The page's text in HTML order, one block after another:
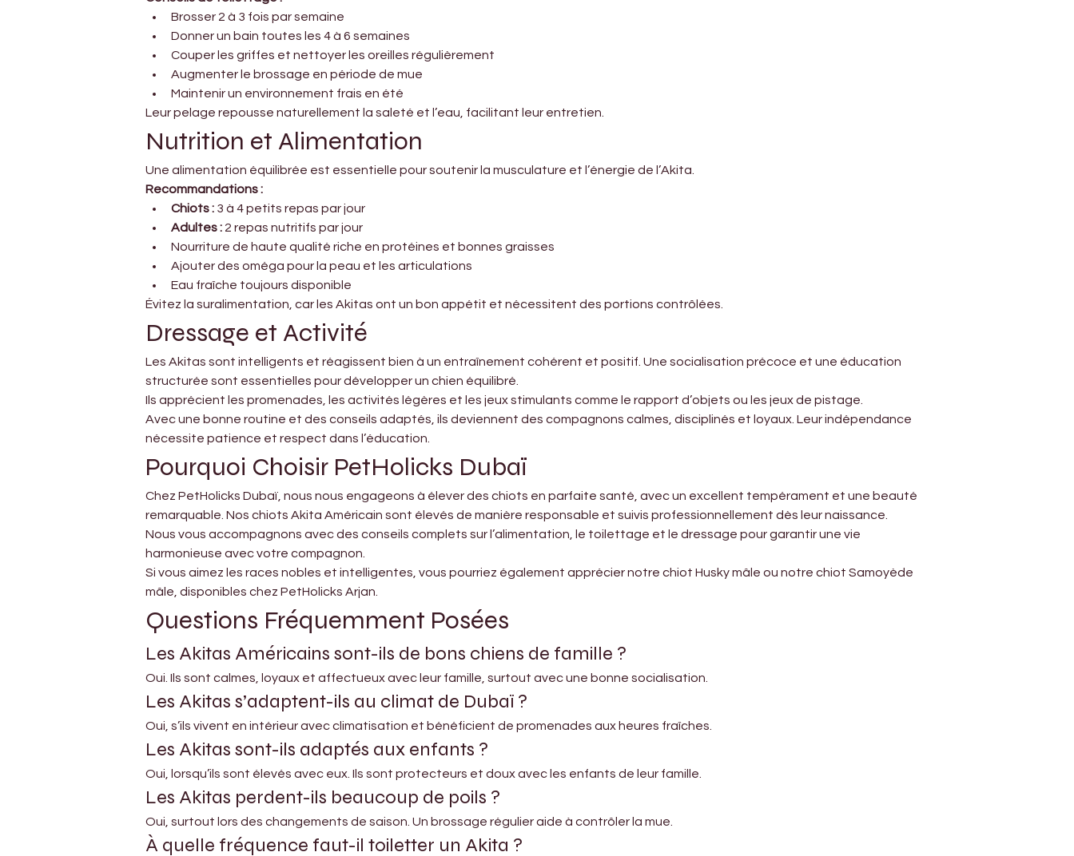
Brosser 2 à 3 fois par semaine
Donner un bain toutes les 4 à 6 semaines
Couper les griffes et nettoyer les oreilles régulièrement
Augmenter le brossage en période de mue
Maintenir un environnement frais en été
Leur pelage repousse naturellement la saleté et l’eau, facilitant leur entretien.
Nutrition et Alimentation
Une alimentation équilibrée est essentielle pour soutenir la musculature et l’énergie de l’Akita.
Recommandations :
Chiots : 3 à 4 petits repas par jour
Adultes : 2 repas nutritifs par jour
Nourriture de haute qualité riche en protéines et bonnes graisses
Ajouter des oméga pour la peau et les articulations
Eau fraîche toujours disponible
Évitez la suralimentation, car les Akitas ont un bon appétit et nécessitent des portions contrôlées.
Dressage et Activité
Les Akitas sont intelligents et réagissent bien à un entraînement cohérent et positif. Une socialisation précoce et une éducation
structurée sont essentielles pour développer un chien équilibré.
Ils apprécient les promenades, les activités légères et les jeux stimulants comme le rapport d’objets ou les jeux de pistage.
Avec une bonne routine et des conseils adaptés, ils deviennent des compagnons calmes, disciplinés et loyaux. Leur indépendance
nécessite patience et respect dans l’éducation.
Pourquoi Choisir PetHolicks Dubaï
Chez PetHolicks Dubaï, nous nous engageons à élever des chiots en parfaite santé, avec un excellent tempérament et une beauté
remarquable. Nos chiots Akita Américain sont élevés de manière responsable et suivis professionnellement dès leur naissance.
Nous vous accompagnons avec des conseils complets sur l’alimentation, le toilettage et le dressage pour garantir une vie
harmonieuse avec votre compagnon.
Si vous aimez les races nobles et intelligentes, vous pourriez également apprécier notre chiot Husky mâle ou notre chiot Samoyède
mâle, disponibles chez PetHolicks Arjan.
Questions Fréquemment Posées
Les Akitas Américains sont-ils de bons chiens de famille ?
Oui. Ils sont calmes, loyaux et affectueux avec leur famille, surtout avec une bonne socialisation.
Les Akitas s’adaptent-ils au climat de Dubaï ?
Oui, s’ils vivent en intérieur avec climatisation et bénéficient de promenades aux heures fraîches.
Les Akitas sont-ils adaptés aux enfants ?
Oui, lorsqu’ils sont élevés avec eux. Ils sont protecteurs et doux avec les enfants de leur famille.
Les Akitas perdent-ils beaucoup de poils ?
Oui, surtout lors des changements de saison. Un brossage régulier aide à contrôler la mue.
À quelle fréquence faut-il toiletter un Akita ?